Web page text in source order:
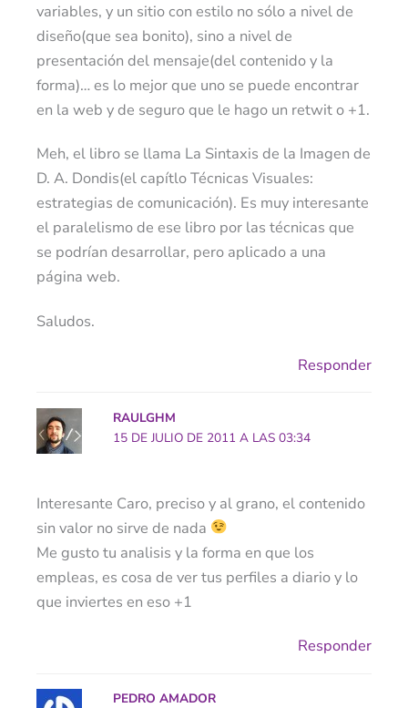
variables, y un sitio con estilo no sólo a nivel de
diseño(que sea bonito), sino a nivel de
presentación del mensaje(del contenido y la
forma)… es lo mejor que uno se puede encontrar
en la web y de seguro que le hago un retwit o +1.
Meh, el libro se llama La Sintaxis de la Imagen de
D. A. Dondis(el capítlo Técnicas Visuales:
estrategias de comunicación). Es muy interesante
el paralelismo de ese libro por las técnicas que
se podrían desarrollar, pero aplicado a una
página web.
Saludos.
Responder
RAULGHM
15 DE JULIO DE 2011 A LAS 03:34
Interesante Caro, preciso y al grano, el contenido
sin valor no sirve de nada
Me gusto tu analisis y la forma en que los
empleas, es cosa de ver tus perfiles a diario y lo
que inviertes en eso +1
Responder
PEDRO AMADOR